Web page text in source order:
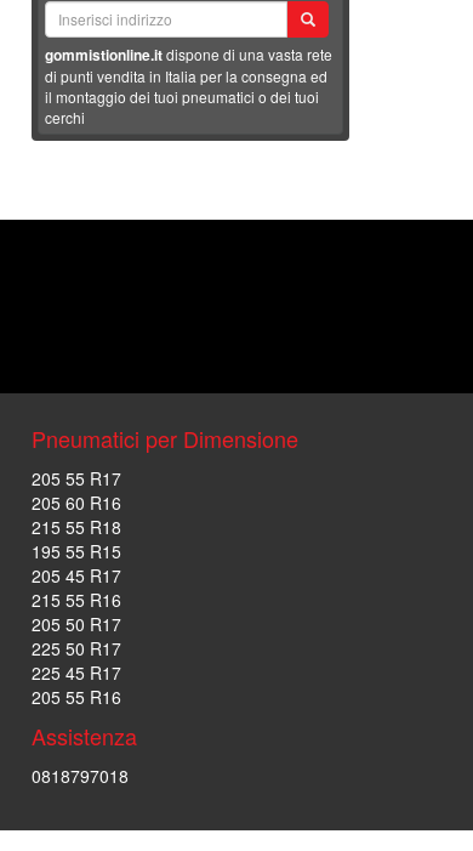
gommistionline.itdispone di una vasta rete
di punti vendita in Italia per la consegna ed
il montaggio dei tuoi pneumatici o dei tuoi
cerchi
Pneumatici per Dimensione
205 55 R17
205 60 R16
215 55 R18
195 55 R15
205 45 R17
215 55 R16
205 50 R17
225 50 R17
225 45 R17
205 55 R16
Assistenza
0818797018